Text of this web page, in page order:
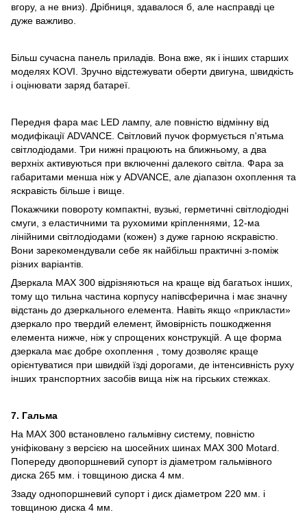
вгору, а не вниз). Дрібниця, здавалося б, але насправді це
дуже важливо.
Більш сучасна панель приладів. Вона вже, як і інших старших
моделях KOVI. Зручно відстежувати оберти двигуна, швидкість
і оцінювати заряд батареї.
Передня фара має LED лампу, але повністю відмінну від
модифікації ADVANCE. Світловий пучок формується п'ятьма
світлодіодами. Три нижні працюють на ближньому, а два
верхніх активуються при включенні далекого світла. Фара за
габаритами менша ніж у ADVANCE, але діапазон охоплення та
яскравість більше і вище.
Покажчики повороту компактні, вузькі, герметичні світлодіодні
смуги, з еластичними та рухомими кріпленнями, 12-ма
лінійними світлодіодами (кожен) з дуже гарною яскравістю.
Вони зарекомендували себе як найбільш практичні з-поміж
різних варіантів.
Дзеркала MAX 300 відрізняються на краще від багатьох інших,
тому що тильна частина корпусу напівсферична і має значну
відстань до дзеркального елемента. Навіть якщо «прикласти»
дзеркало про твердий елемент, ймовірність пошкодження
елемента нижче, ніж у спрощених конструкцій. А ще форма
дзеркала має добре охоплення , тому дозволяє краще
орієнтуватися при швидкій їзді дорогами, де інтенсивність руху
інших транспортних засобів вища ніж на гірських стежках.
7. Гальма
На MAX 300 встановлено гальмівну систему, повністю
уніфіковану з версією на шосейних шинах MAX 300 Motard.
Попереду двопоршневий супорт із діаметром гальмівного
диска 265 мм. і товщиною диска 4 мм.
Ззаду однопоршневий супорт і диск діаметром 220 мм. і
товщиною диска 4 мм.